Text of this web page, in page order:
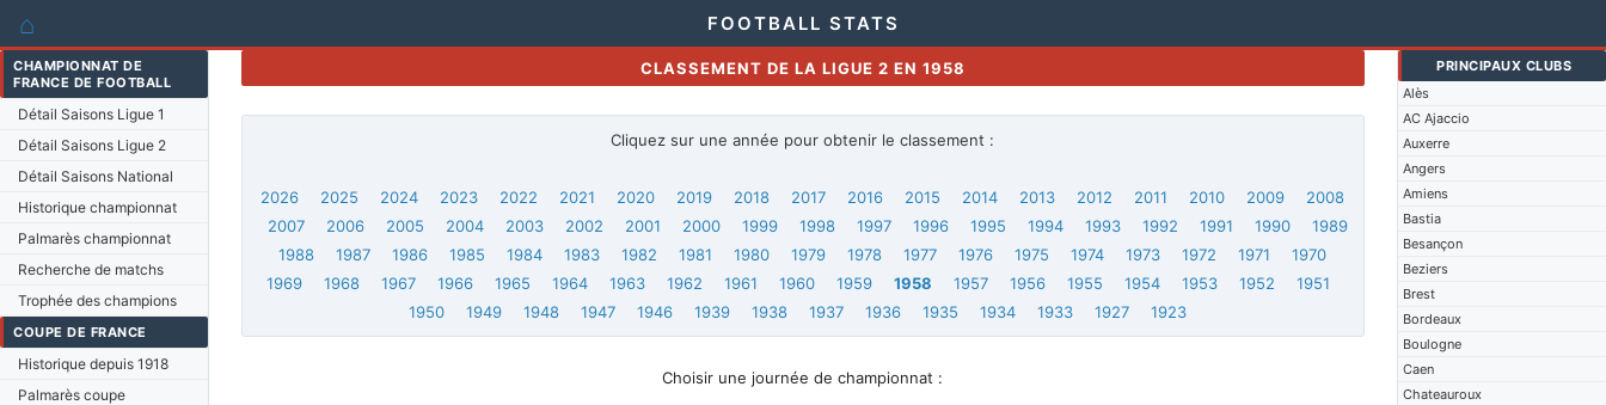
⌂ FOOTBALL STATS
CHAMPIONNAT DE
FRANCE DE FOOTBALL
Détail Saisons Ligue 1
Détail Saisons Ligue 2
Détail Saisons National
Historique championnat
Palmarès championnat
Recherche de matchs
Trophée des champions
COUPE DE FRANCE
Historique depuis 1918
Palmarès coupe
PRINCIPAUX CLUBS
Alès
AC Ajaccio
Auxerre
Angers
Amiens
Bastia
Besançon
Beziers
Brest
Bordeaux
Boulogne
Caen
Chateauroux
CLASSEMENT DE LA LIGUE 2 EN 1958
Cliquez sur une année pour obtenir le classement :
2026 2025 2024 2023 2022 2021 2020 2019 2018 2017 2016 2015 2014 2013 2012 2011 2010 2009
2008
2007
2006 2005 2004 2003 2002 2001 2000 1999 1998 1997 1996 1995 1994 1993 1992 1991 1990
1989
1988
1987 1986 1985 1984 1983 1982 1981 1980 1979 1978 1977 1976 1975 1974 1973 1972 1971
1970
1969
1968 1967 1966 1965 1964 1963 1962 1961 1960 1959 1958 1957 1956 1955 1954 1953 1952
1951
1950
1949 1948 1947 1946 1939 1938 1937 1936 1935 1934 1933 1927 1923
Choisir une journée de championnat :